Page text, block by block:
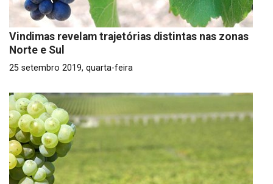
Vindimas revelam trajetórias distintas nas zonas
Norte e Sul
25 setembro 2019, quarta-feira